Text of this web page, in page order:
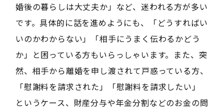
婚後の暮らしは大丈夫か」など、迷われる方が多い
です。具体的に話を進めようにも、「どうすればい
いのかわからない」「相手にうまく伝わるかどう
か」と困っている方もいらっしゃいます。また、突
然、相手から離婚を申し渡されて戸惑っている方、
「慰謝料を請求された」「慰謝料を請求したい」
というケース、財産分与や年金分割などのお金の問